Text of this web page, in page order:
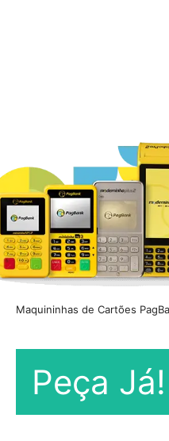
Maquininhas de Cartões
Peça Já!